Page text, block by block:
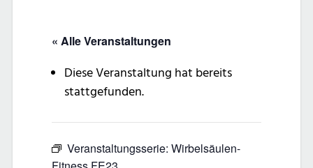
« Alle Veranstaltungen
Diese Veranstaltung hat bereits
stattgefunden.
Veranstaltungsserie: Wirbelsäulen-